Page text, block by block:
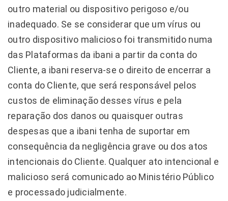
outro material ou dispositivo perigoso e/ou
inadequado. Se se considerar que um vírus ou
outro dispositivo malicioso foi transmitido numa
das Plataformas da ibani a partir da conta do
Cliente, a ibani reserva-se o direito de encerrar a
conta do Cliente, que será responsável pelos
custos de eliminação desses vírus e pela
reparação dos danos ou quaisquer outras
despesas que a ibani tenha de suportar em
consequência da negligência grave ou dos atos
intencionais do Cliente. Qualquer ato intencional e
malicioso será comunicado ao Ministério Público
e processado judicialmente.